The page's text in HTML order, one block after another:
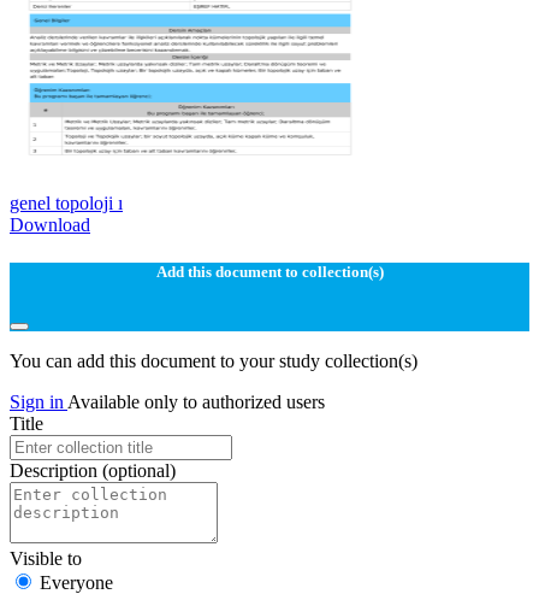
genel topoloji ı
Download
Add this document to collection(s)
You can add this document to your study collection(s)
Sign in Available only to authorized users
Title
Description (optional)
Visible to
Everyone